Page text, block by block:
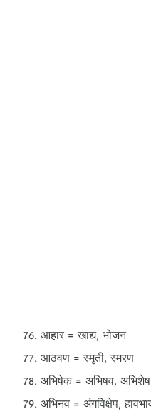
आहार = खाद्य, भोजन
आठवण = स्मृती, स्मरण
अभिषेक = अभिषव, अभिशेष
अभिनव = अंगविक्षेप,